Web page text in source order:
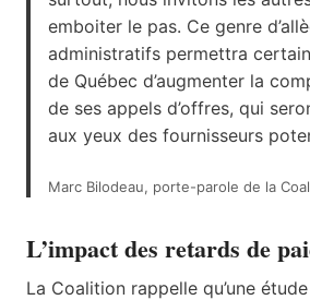
emboiter le pas. Ce genre
administratifs permettra
de Québec d’augmenter la
de ses appels d’offres, qui
aux yeux des fournisseurs
Marc Bilodeau, porte-parole de la
L’impact des retards de
La Coalition rappelle qu’une